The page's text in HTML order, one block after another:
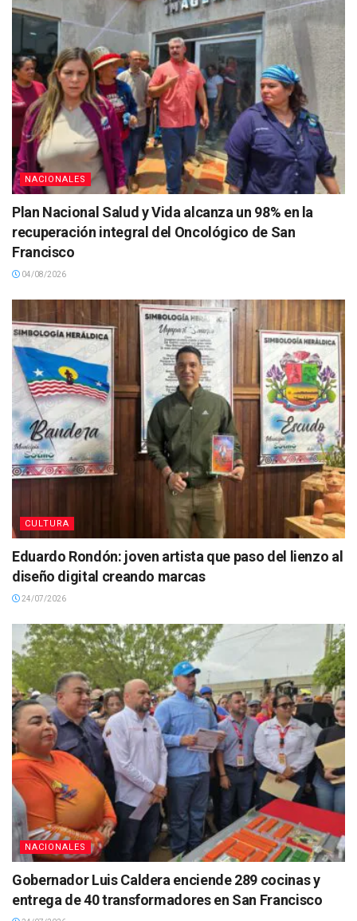
NACIONALES
Plan Nacional Salud y Vida alcanza un 98% en la
recuperación integral del Oncológico de San
Francisco
04/08/2026
CULTURA
Eduardo Rondón: joven artista que paso del lienzo al
diseño digital creando marcas
24/07/2026
NACIONALES
Gobernador Luis Caldera enciende 289 cocinas y
entrega de 40 transformadores en San Francisco